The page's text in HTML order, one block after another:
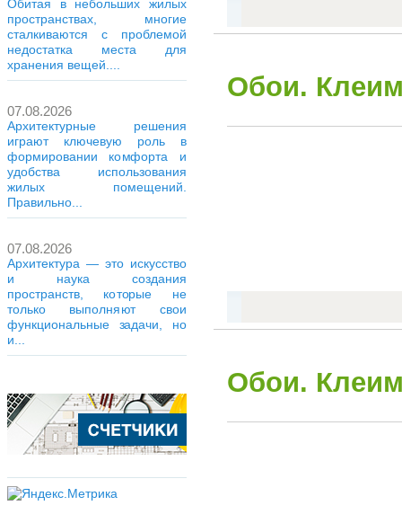
Обитая в небольших жилых
пространствах, многие
сталкиваются с проблемой
недостатка места для
хранения вещей....
07.08.2026
Архитектурные решения
играют ключевую роль в
формировании комфорта и
удобства использования
жилых помещений.
Правильно...
07.08.2026
Архитектура — это искусство
и наука создания
пространств, которые не
только выполняют свои
функциональные задачи, но
и...
Обои.
Обои.